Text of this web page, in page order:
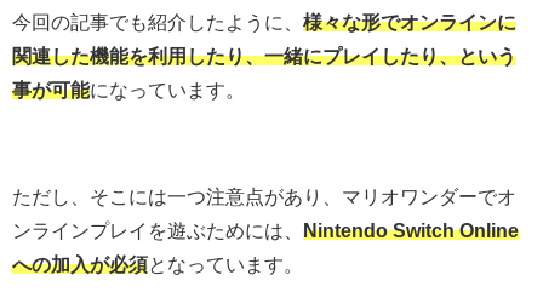
今回の記事でも紹介したように、 様々な形でオンラインに
関連した機能を利用したり、一緒にプレイしたり、という
事が可能になっています。
ただし、そこには一つ注意点があり、マリオワンダーでオ
ンラインプレイを遊ぶためには、 Nintendo Switch Online
への加入が必須となっています。